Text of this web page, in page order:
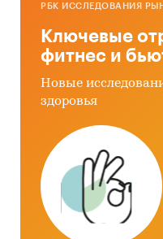
РБК ИССЛЕДОВАНИЯ
Ключевые
фитнес и
Новые
здоровья